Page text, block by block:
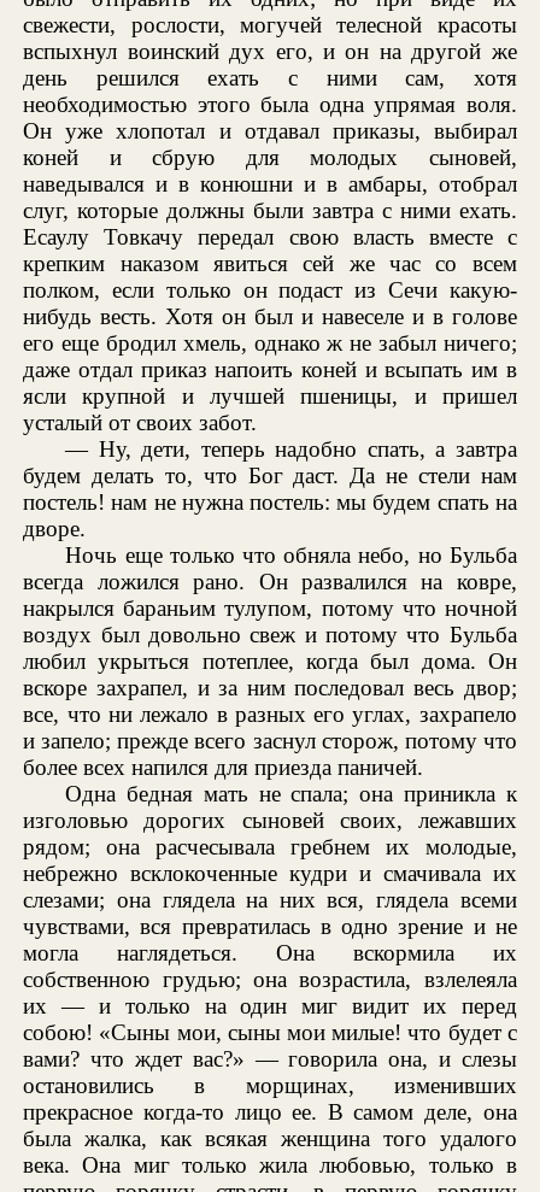
свежести, рослости, могучей телесной красоты
вспыхнул воинский дух его, и он на другой же
день решился ехать с ними сам, хотя
необходимостью этого была одна упрямая воля.
Он уже хлопотал и отдавал приказы, выбирал
коней и сбрую для молодых сыновей,
наведывался и в конюшни и в амбары, отобрал
слуг, которые должны были завтра с ними ехать.
Есаулу Товкачу передал свою власть вместе с
крепким наказом явиться сей же час со всем
полком, если только он подаст из Сечи какую-
нибудь весть. Хотя он был и навеселе и в голове
его еще бродил хмель, однако ж не забыл ничего;
даже отдал приказ напоить коней и всыпать им в
ясли крупной и лучшей пшеницы, и пришел
усталый от своих забот.
— Ну, дети, теперь надобно спать, а завтра
будем делать то, что Бог даст. Да не стели нам
постель! нам не нужна постель: мы будем спать на
дворе.
Ночь еще только что обняла небо, но Бульба
всегда ложился рано. Он развалился на ковре,
накрылся бараньим тулупом, потому что ночной
воздух был довольно свеж и потому что Бульба
любил укрыться потеплее, когда был дома. Он
вскоре захрапел, и за ним последовал весь двор;
все, что ни лежало в разных его углах, захрапело
и запело; прежде всего заснул сторож, потому что
более всех напился для приезда паничей.
Одна бедная мать не спала; она приникла к
изголовью дорогих сыновей своих, лежавших
рядом; она расчесывала гребнем их молодые,
небрежно всклокоченные кудри и смачивала их
слезами; она глядела на них вся, глядела всеми
чувствами, вся превратилась в одно зрение и не
могла наглядеться. Она вскормила их
собственною грудью; она возрастила, взлелеяла
их — и только на один миг видит их перед
собою! «Сыны мои, сыны мои милые! что будет с
вами? что ждет вас?» — говорила она, и слезы
остановились в морщинах, изменивших
прекрасное когда-то лицо ее. В самом деле, она
была жалка, как всякая женщина того удалого
века. Она миг только жила любовью, только в